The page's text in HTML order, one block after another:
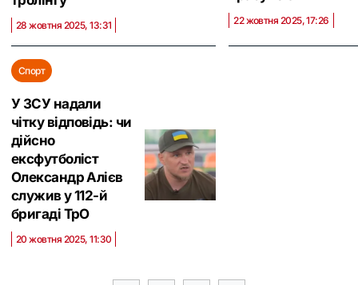
28 жовтня 2025, 13:31 22 жовтня 2025, 17:26
Спорт
У ЗСУ надали
чітку відповідь: чи
дійсно
ексфутболіст
Олександр Алієв
служив у 112-й
бригаді ТрО
20 жовтня 2025, 11:30